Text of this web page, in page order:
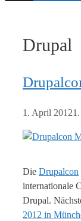
Drupal
1. April 2012
Die Drupalcon
internationale
Drupal.
2012 in